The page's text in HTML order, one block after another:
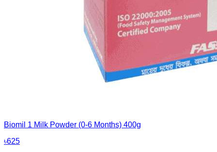
Biomil 1 Milk Powder (0-6 Months) 400g
৳625